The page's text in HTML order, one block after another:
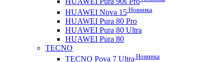
HUAWEI Nova 15 Новинка
HUAWEI Pura 80 Pro
HUAWEI Pura 80 Ultra
HUAWEI Pura 80
TECNO
TECNO Pova 7 Ultra Новинка